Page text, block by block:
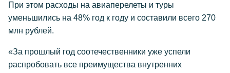
При этом расходы на авиаперелеты и туры
уменьшились на 48% год к году и составили всего 270
млн рублей.
«За прошлый год соотечественники уже успели
распробовать все преимущества внутренних